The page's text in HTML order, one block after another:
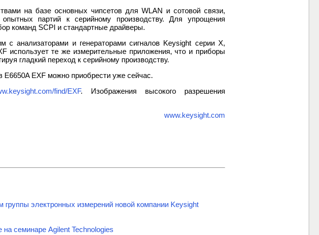
на базе основных чипсетов для WLAN и сотовой связи,
партий к серийному производству. Для упрощения
команд SCPI и стандартные драйверы.
с анализаторами и генераторами сигналов Keysight серии X,
использует те же измерительные приложения, что и приборы
гладкий переход к серийному производству.
EXF можно приобрести уже сейчас.
find/EXF. Изображения высокого разрешения
www.keysight.com
электронных измерений новой компании Keysight
семинаре Agilent Technologies